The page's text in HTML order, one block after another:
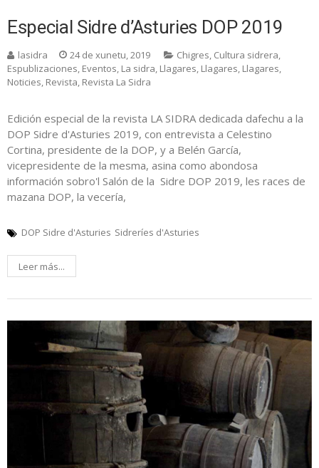
Especial Sidre d’Asturies DOP 2019
lasidra 24 de xunetu, 2019 Chigres, Cultura sidrera,
Espublizaciones, Eventos, La sidra, Llagares, Llagares, Llagares,
Noticies, Revista, Revista La Sidra
Edición especial de la revista LA SIDRA dedicada dafechu a la
DOP Sidre d'Asturies 2019, con entrevista a Celestino
Cortina, presidente de la DOP, y a Belén García,
vicepresidente de la mesma, asina como abondosa
información sobro'l Salón de la Sidre DOP 2019, les races de
mazana DOP, la vecería,
DOP Sidre d'Asturies Sidreríes d'Asturies
Leer más...